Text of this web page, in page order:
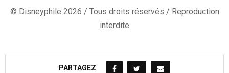
© Disneyphile 2026 / Tous droits réservés / Reproduction
interdite
PARTAGEZ